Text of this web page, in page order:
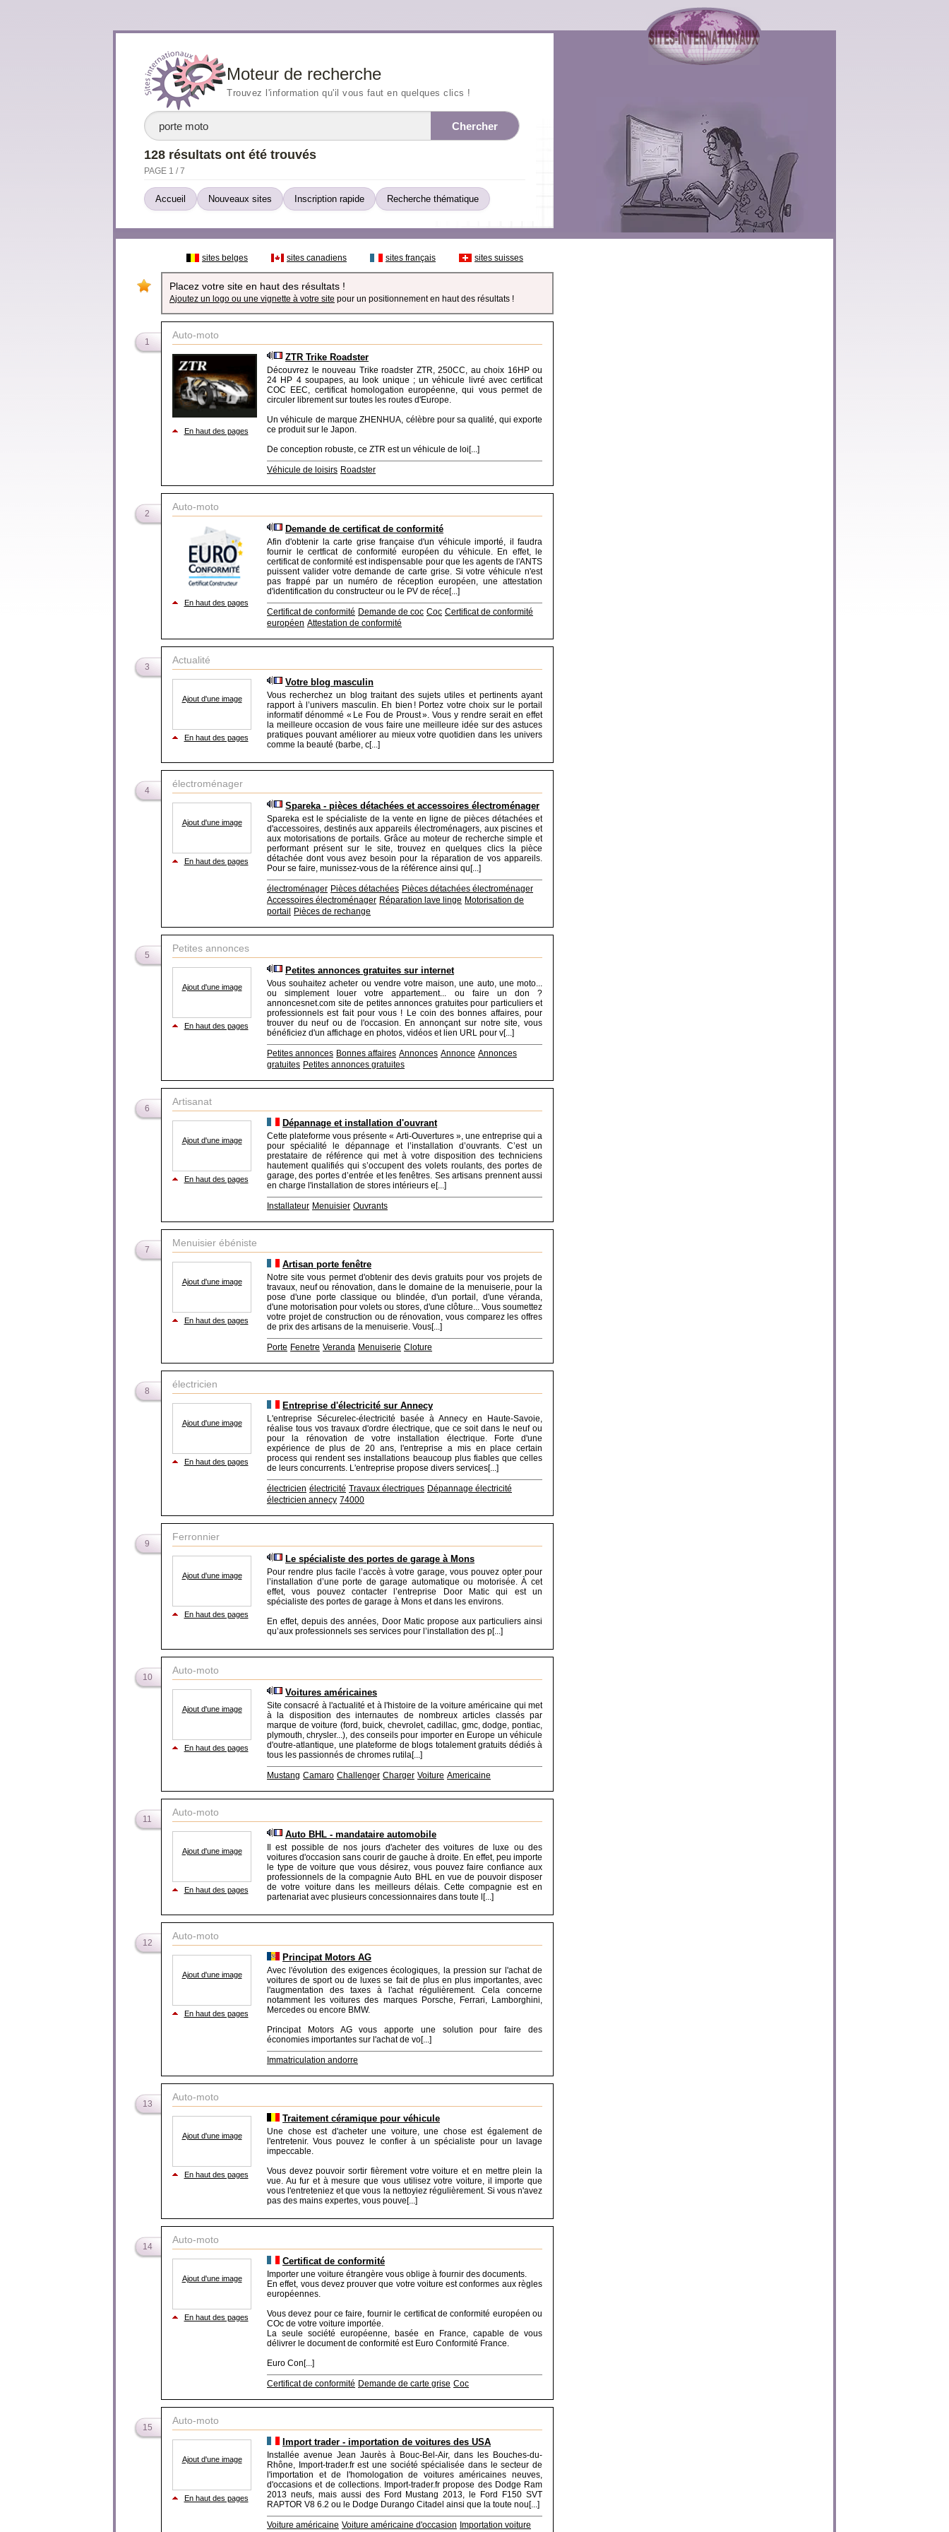
Moteur de recherche
Trouvez l'information qu'il vous faut en quelques clics !
Chercher
128 résultats ont été trouvés
PAGE 1 / 7
Accueil Nouveaux sites Inscription rapide Recherche thématique
sites belges sites canadiens sites français sites suisses
Placez votre site en haut des résultats !
Ajoutez un logo ou une vignette à votre site pour un positionnement en haut des résultats !
1
Auto-moto
En haut des pages
ZTR Trike Roadster
Découvrez le nouveau Trike roadster ZTR, 250CC, au choix 16HP ou
24 HP 4 soupapes, au look unique ; un véhicule livré avec certificat
COC EEC, certificat homologation européenne, qui vous permet de
circuler librement sur toutes les routes d'Europe.
Un véhicule de marque ZHENHUA, célèbre pour sa qualité, qui exporte
ce produit sur le Japon.
De conception robuste, ce ZTR est un véhicule de loi[...]
Véhicule de loisirs Roadster
2
Auto-moto
En haut des pages
Demande de certificat de conformité
Afin d'obtenir la carte grise française d'un véhicule importé, il faudra
fournir le certficat de conformité européen du véhicule. En effet, le
certificat de conformité est indispensable pour que les agents de l'ANTS
puissent valider votre demande de carte grise. Si votre véhicule n'est
pas frappé par un numéro de réception européen, une attestation
d'identification du constructeur ou le PV de réce[...]
Certificat de conformité Demande de coc Coc Certificat de conformité
européen Attestation de conformité
3
Actualité
Ajout d'une image
En haut des pages
Votre blog masculin
Vous recherchez un blog traitant des sujets utiles et pertinents ayant
rapport à l’univers masculin. Eh bien ! Portez votre choix sur le portail
informatif dénommé « Le Fou de Proust ». Vous y rendre serait en effet
la meilleure occasion de vous faire une meilleure idée sur des astuces
pratiques pouvant améliorer au mieux votre quotidien dans les univers
comme la beauté (barbe, c[...]
4
électroménager
Ajout d'une image
En haut des pages
Spareka - pièces détachées et accessoires électroménager
Spareka est le spécialiste de la vente en ligne de pièces détachées et
d'accessoires, destinés aux appareils électroménagers, aux piscines et
aux motorisations de portails. Grâce au moteur de recherche simple et
performant présent sur le site, trouvez en quelques clics la pièce
détachée dont vous avez besoin pour la réparation de vos appareils.
Pour se faire, munissez-vous de la référence ainsi qu[...]
électroménager Pièces détachées Pièces détachées électroménager
Accessoires électroménager Réparation lave linge Motorisation de
portail
Pièces de rechange
5
Petites annonces
Ajout d'une image
En haut des pages
Petites annonces gratuites sur internet
Vous souhaitez acheter ou vendre votre maison, une auto, une moto...
ou simplement louer votre appartement... ou faire un don ?
annoncesnet.com site de petites annonces gratuites pour particuliers et
professionnels est fait pour vous ! Le coin des bonnes affaires, pour
trouver du neuf ou de l'occasion. En annonçant sur notre site, vous
bénéficiez d'un affichage en photos, vidéos et lien URL pour v[...]
Petites annonces Bonnes affaires Annonces Annonce Annonces
gratuites Petites annonces gratuites
6
Artisanat
Ajout d'une image
En haut des pages
Dépannage et installation d'ouvrant
Cette plateforme vous présente « Arti-Ouvertures », une entreprise qui a
pour spécialité le dépannage et l’installation d’ouvrants. C’est un
prestataire de référence qui met à votre disposition des techniciens
hautement qualifiés qui s’occupent des volets roulants, des portes de
garage, des portes d’entrée et les fenêtres. Ses artisans prennent aussi
en charge l'installation de stores intérieurs e[...]
Installateur Menuisier Ouvrants
7
Menuisier ébéniste
Ajout d'une image
En haut des pages
Artisan porte fenêtre
Notre site vous permet d'obtenir des devis gratuits pour vos projets de
travaux, neuf ou rénovation, dans le domaine de la menuiserie, pour la
pose d'une porte classique ou blindée, d'un portail, d'une véranda,
d'une motorisation pour volets ou stores, d'une clôture... Vous soumettez
votre projet de construction ou de rénovation, vous comparez les offres
de prix des artisans de la menuiserie. Vous[...]
Porte Fenetre Veranda Menuiserie Cloture
8
électricien
Ajout d'une image
En haut des pages
Entreprise d'électricité sur Annecy
L'entreprise Sécurelec-électricité basée à Annecy en Haute-Savoie,
réalise tous vos travaux d'ordre électrique, que ce soit dans le neuf ou
pour la rénovation de votre installation électrique. Forte d'une
expérience de plus de 20 ans, l'entreprise a mis en place certain
process qui rendent ses installations beaucoup plus fiables que celles
de leurs concurrents. L'entreprise propose divers services[...]
électricien électricité Travaux électriques Dépannage électricité
électricien annecy 74000
9
Ferronnier
Ajout d'une image
En haut des pages
Le spécialiste des portes de garage à Mons
Pour rendre plus facile l’accès à votre garage, vous pouvez opter pour
l’installation d’une porte de garage automatique ou motorisée. À cet
effet, vous pouvez contacter l’entreprise Door Matic qui est un
spécialiste des portes de garage à Mons et dans les environs.
En effet, depuis des années, Door Matic propose aux particuliers ainsi
qu’aux professionnels ses services pour l’installation des p[...]
10
Auto-moto
Ajout d'une image
En haut des pages
Voitures américaines
Site consacré à l'actualité et à l'histoire de la voiture américaine qui met
à la disposition des internautes de nombreux articles classés par
marque de voiture (ford, buick, chevrolet, cadillac, gmc, dodge, pontiac,
plymouth, chrysler...), des conseils pour importer en Europe un véhicule
d'outre-atlantique, une plateforme de blogs totalement gratuits dédiés à
tous les passionnés de chromes rutila[...]
Mustang Camaro Challenger Charger Voiture Americaine
11
Auto-moto
Ajout d'une image
En haut des pages
Auto BHL - mandataire automobile
Il est possible de nos jours d'acheter des voitures de luxe ou des
voitures d'occasion sans courir de gauche à droite. En effet, peu importe
le type de voiture que vous désirez, vous pouvez faire confiance aux
professionnels de la compagnie Auto BHL en vue de pouvoir disposer
de votre voiture dans les meilleurs délais. Cette compagnie est en
partenariat avec plusieurs concessionnaires dans toute l[...]
12
Auto-moto
Ajout d'une image
En haut des pages
Principat Motors AG
Avec l'évolution des exigences écologiques, la pression sur l'achat de
voitures de sport ou de luxes se fait de plus en plus importantes, avec
l'augmentation des taxes à l'achat régulièrement. Cela concerne
notamment les voitures des marques Porsche, Ferrari, Lamborghini,
Mercedes ou encore BMW.
Principat Motors AG vous apporte une solution pour faire des
économies importantes sur l'achat de vo[...]
Immatriculation andorre
13
Auto-moto
Ajout d'une image
En haut des pages
Traitement céramique pour véhicule
Une chose est d'acheter une voiture, une chose est également de
l'entretenir. Vous pouvez le confier à un spécialiste pour un lavage
impeccable.
Vous devez pouvoir sortir fièrement votre voiture et en mettre plein la
vue. Au fur et à mesure que vous utilisez votre voiture, il importe que
vous l'entreteniez et que vous la nettoyiez régulièrement. Si vous n'avez
pas des mains expertes, vous pouve[...]
14
Auto-moto
Ajout d'une image
En haut des pages
Certificat de conformité
Importer une voiture étrangère vous oblige à fournir des documents.
En effet, vous devez prouver que votre voiture est conformes aux règles
européennes.
Vous devez pour ce faire, fournir le certificat de conformité européen ou
COc de votre voiture importée.
La seule société européenne, basée en France, capable de vous
délivrer le document de conformité est Euro Conformité France.
Euro Con[...]
Certificat de conformité Demande de carte grise Coc
15
Auto-moto
Ajout d'une image
En haut des pages
Import trader - importation de voitures des USA
Installée avenue Jean Jaurès à Bouc-Bel-Air, dans les Bouches-du-
Rhône, Import-trader.fr est une société spécialisée dans le secteur de
l'importation et de l'homologation de voitures américaines neuves,
d'occasions et de collections. Import-trader.fr propose des Dodge Ram
2013 neufs, mais aussi des Ford Mustang 2013, le Ford F150 SVT
RAPTOR V8 6.2 ou le Dodge Durango Citadel ainsi que la toute nou[...]
Voiture américaine Voiture américaine d'occasion Importation voiture